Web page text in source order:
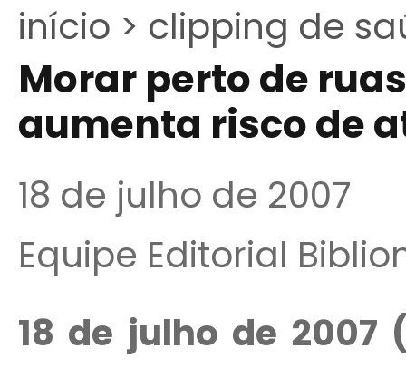
início > clipping de
Morar perto de
aumenta risco de
18 de julho de 2007
Equipe Editorial
18 de julho de 2007